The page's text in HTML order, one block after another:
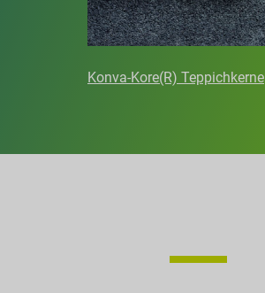
Konva-Kore(R) Teppichkerne